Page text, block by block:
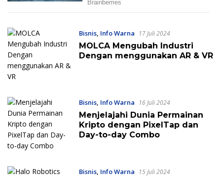
Bisnis, Info Warna 17 Juli 2024
MOLCA Mengubah Industri
Dengan menggunakan AR & VR
Bisnis, Info Warna 16 Juli 2024
Menjelajahi Dunia Permainan
Kripto dengan PixelTap dan
Day-to-day Combo
Bisnis, Info Warna 15 Juli 2024